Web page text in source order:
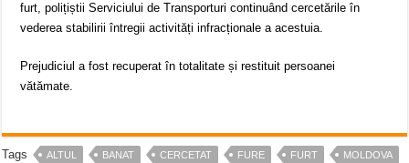
furt, polițiștii Serviciului de Transporturi continuând cercetările în
vederea stabilirii întregii activități infracționale a acestuia.
Prejudiciul a fost recuperat în totalitate și restituit persoanei
vătămate.
Tags ALTUL BANAT CERCETAT FURE FURT
MOLDOVA